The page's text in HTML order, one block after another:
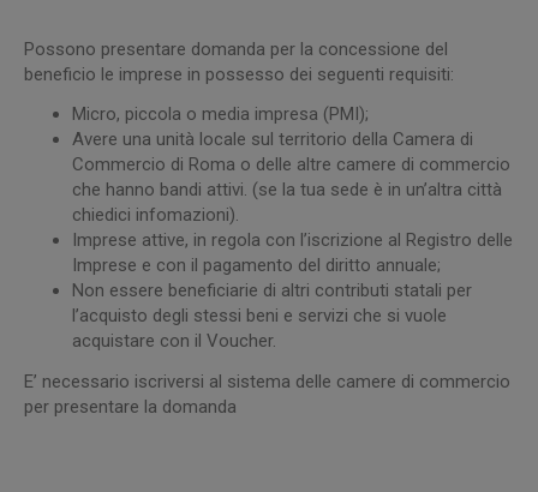
Possono presentare domanda per la concessione del
beneficio le imprese in possesso dei seguenti requisiti:
Micro, piccola o media impresa (PMI);
Avere una unità locale sul territorio della Camera di
Commercio di Roma o delle altre camere di commercio
che hanno bandi attivi. (se la tua sede è in un’altra città
chiedici infomazioni).
Imprese attive, in regola con l’iscrizione al Registro delle
Imprese e con il pagamento del diritto annuale;
Non essere beneficiarie di altri contributi statali per
l’acquisto degli stessi beni e servizi che si vuole
acquistare con il Voucher.
E’ necessario iscriversi al sistema delle camere di commercio
per presentare la domanda